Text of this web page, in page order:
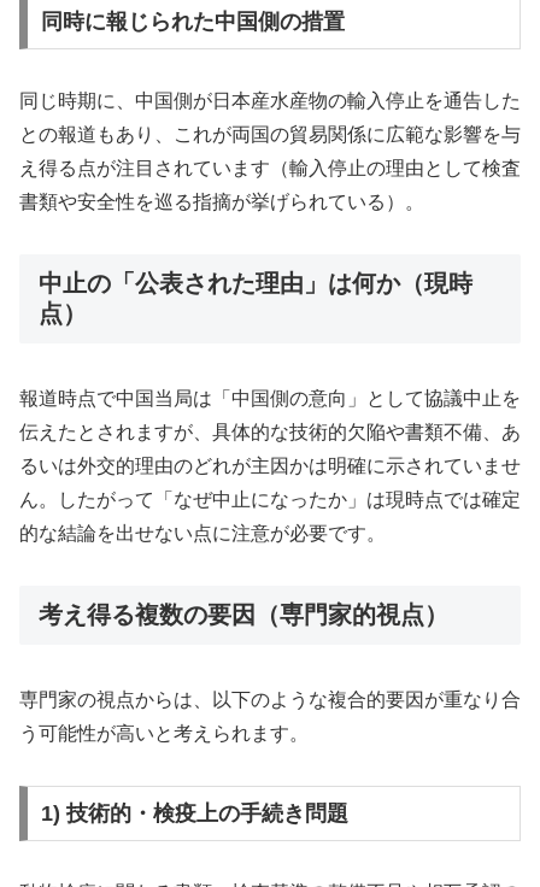
同時に報じられた中国側の措置
同じ時期に、中国側が日本産水産物の輸入停止を通告した
との報道もあり、これが両国の貿易関係に広範な影響を与
え得る点が注目されています（輸入停止の理由として検査
書類や安全性を巡る指摘が挙げられている）。
中止の「公表された理由」は何か（現時
点）
報道時点で中国当局は「中国側の意向」として協議中止を
伝えたとされますが、具体的な技術的欠陥や書類不備、あ
るいは外交的理由のどれが主因かは明確に示されていませ
ん。したがって「なぜ中止になったか」は現時点では確定
的な結論を出せない点に注意が必要です。
考え得る複数の要因（専門家的視点）
専門家の視点からは、以下のような複合的要因が重なり合
う可能性が高いと考えられます。
1) 技術的・検疫上の手続き問題